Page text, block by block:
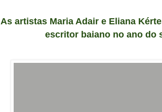
As artistas Maria Adair e Eliana
escritor baiano no ano do